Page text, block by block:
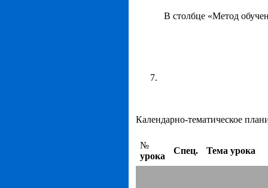
В столбце «Метод
Календарно-тематическое
№
урока
Спец. Тема урока